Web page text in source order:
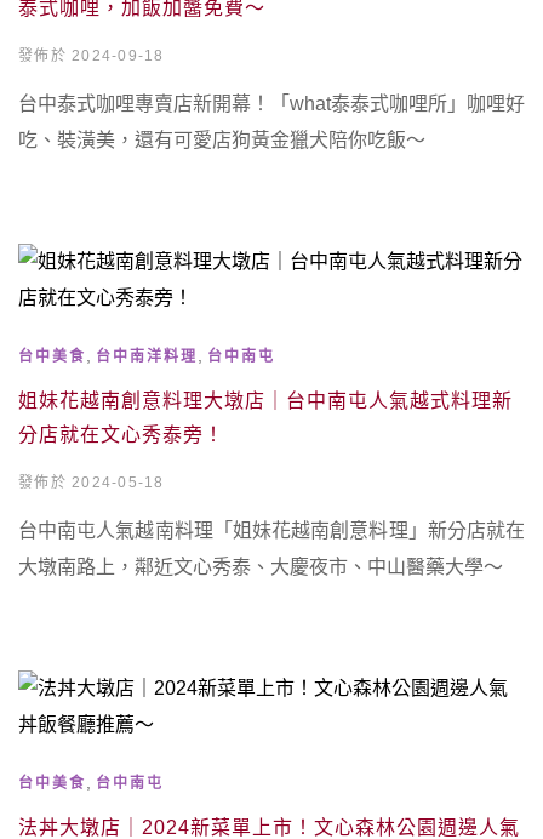
泰式咖哩，加飯加醬免費～
發佈於 2024-09-18
台中泰式咖哩專賣店新開幕！「what泰泰式咖哩所」咖哩好
吃、裝潢美，還有可愛店狗黃金獵犬陪你吃飯～
台中美食 台中南洋料理 台中南屯
姐妹花越南創意料理大墩店｜台中南屯人氣越式料理新
分店就在文心秀泰旁！
發佈於 2024-05-18
台中南屯人氣越南料理「姐妹花越南創意料理」新分店就在
大墩南路上，鄰近文心秀泰、大慶夜市、中山醫藥大學～
台中美食 台中南屯
法丼大墩店｜2024新菜單上市！文心森林公園週邊人氣